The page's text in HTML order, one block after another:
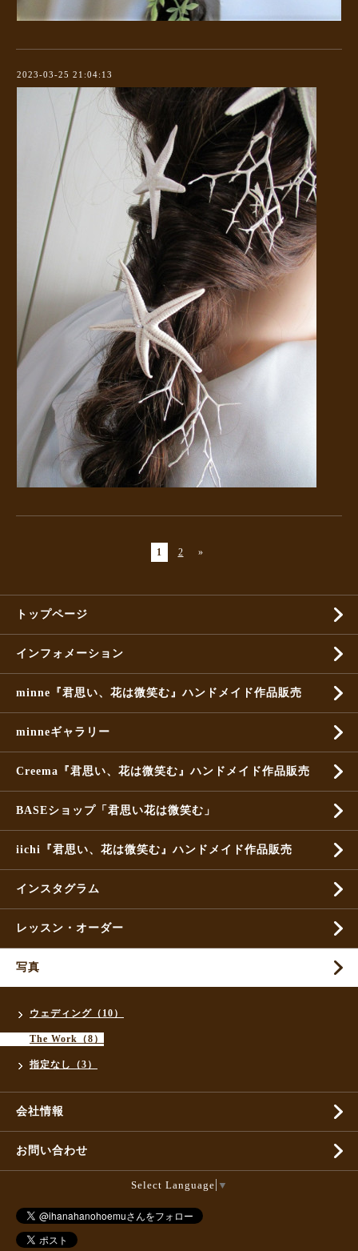
2023-03-25 21:04:13
1 2 »
トップページ
インフォメーション
minne『君思い、花は微笑む』ハンドメイド作品販売
minneギャラリー
Creema『君思い、花は微笑む』ハンドメイド作品販売
BASEショップ「君思い花は微笑む」
iichi『君思い、花は微笑む』ハンドメイド作品販売
インスタグラム
レッスン・オーダー
写真
ウェディング（10）
The Work（8）
指定なし（3）
会社情報
お問い合わせ
Select Language ▼